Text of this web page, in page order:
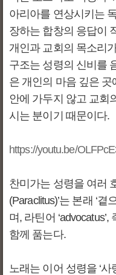
아리아를 연상시키는
장하는 합창의 응답이
개인과 교회의 목소리
구조는 성령의 신비를
은 개인의 마음 깊은
안에 가두지 않고 교회
시는 분이기 때문이다.
https://youtu.be/
찬미가는 성령을 여러
(Paraclitus)’는 본래 ‘곁
며, 라틴어
함께 품는다.
노래는 이어 성령을 ‘사